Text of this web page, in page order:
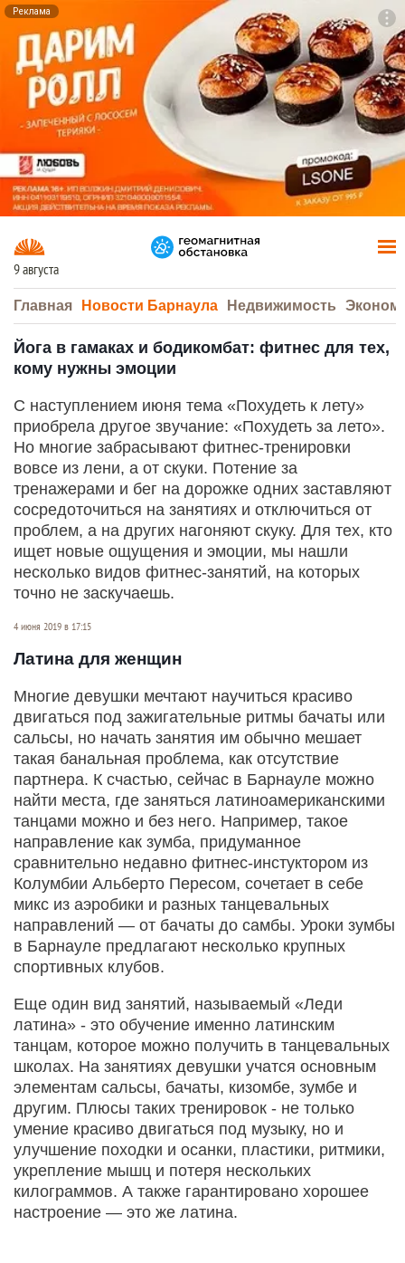
Реклама
9 августа
Главная Новости Барнаула Недвижимость
Йога в гамаках и бодикомбат: фитнес для тех,
кому нужны эмоции
С наступлением июня тема «Похудеть к лету»
приобрела другое звучание: «Похудеть за лето».
Но многие забрасывают фитнес-тренировки
вовсе из лени, а от скуки. Потение за
тренажерами и бег на дорожке одних заставляют
сосредоточиться на занятиях и отключиться от
проблем, а на других нагоняют скуку. Для тех, кто
ищет новые ощущения и эмоции, мы нашли
несколько видов фитнес-занятий, на которых
точно не заскучаешь.
4 июня 2019 в 17:15
Латина для женщин
Многие девушки мечтают научиться красиво
двигаться под зажигательные ритмы бачаты или
сальсы, но начать занятия им обычно мешает
такая банальная проблема, как отсутствие
партнера. К счастью, сейчас в Барнауле можно
найти места, где заняться латиноамериканскими
танцами можно и без него. Например, такое
направление как зумба, придуманное
сравнительно недавно фитнес-инстуктором из
Колумбии Альберто Пересом, сочетает в себе
микс из аэробики и разных танцевальных
направлений — от бачаты до самбы. Уроки зумбы
в Барнауле предлагают несколько крупных
спортивных клубов.
Еще один вид занятий, называемый «Леди
латина» - это обучение именно латинским
танцам, которое можно получить в танцевальных
школах. На занятиях девушки учатся основным
элементам сальсы, бачаты, кизомбе, зумбе и
другим. Плюсы таких тренировок - не только
умение красиво двигаться под музыку, но и
улучшение походки и осанки, пластики, ритмики,
укрепление мышц и потеря нескольких
килограммов. А также гарантировано хорошее
настроение — это же латина.